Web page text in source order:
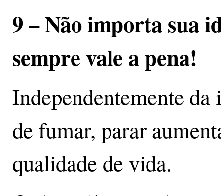
9 – Não importa sua
sempre vale a pena!
Independentemente da
de fumar, parar
qualidade de vida.